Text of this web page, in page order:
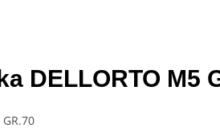
DELLORTO M5